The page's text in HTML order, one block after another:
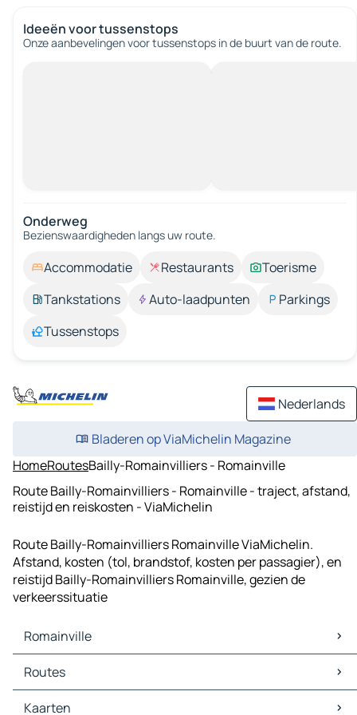
Ideeën voor tussenstops
Onze aanbevelingen voor tussenstops in de buurt van de route.
Onderweg
Bezienswaardigheden langs uw route.
Accommodatie Restaurants
Toerisme
Tankstations
Auto-laadpunten
Parkings
Tussenstops
Nederlands
Bladeren op ViaMichelin Magazine
HomeRoutesBailly-Romainvilliers - Romainville
Route Bailly-Romainvilliers - Romainville - traject, afstand,
reistijd en reiskosten - ViaMichelin
Route Bailly-Romainvilliers Romainville ViaMichelin.
Afstand, kosten (tol, brandstof, kosten per passagier), en
reistijd Bailly-Romainvilliers Romainville, gezien de
verkeerssituatie
Romainville
Romainville Kaarten
Romainville Verkeer
Romainville Hotels
Routes
Routes Romainville - Parijs
Kaarten